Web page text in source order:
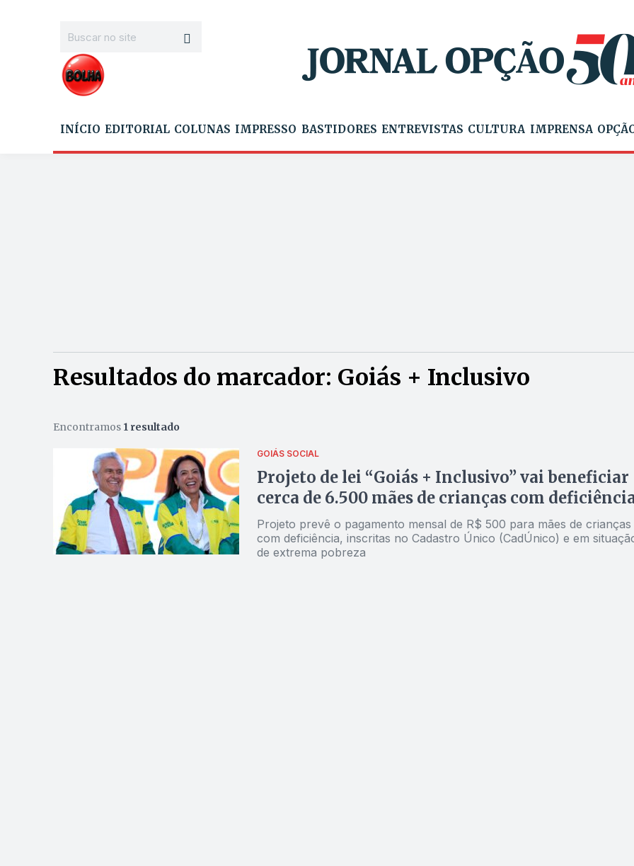
INÍCIO EDITORIAL COLUNAS IMPRESSO BASTIDORES ENTREVISTAS CULTURA IMPRENSA
Resultados do marcador: Goiás + Inclusivo
Encontramos 1 resultado
GOIÁS SOCIAL
Projeto de lei “Goiás + Inclusivo” vai beneficiar
cerca de 6.500 mães de crianças com
Projeto prevê o pagamento mensal de R$ 500 para mães de crianças
com deficiência, inscritas no Cadastro Único (CadÚnico) e em
de extrema pobreza